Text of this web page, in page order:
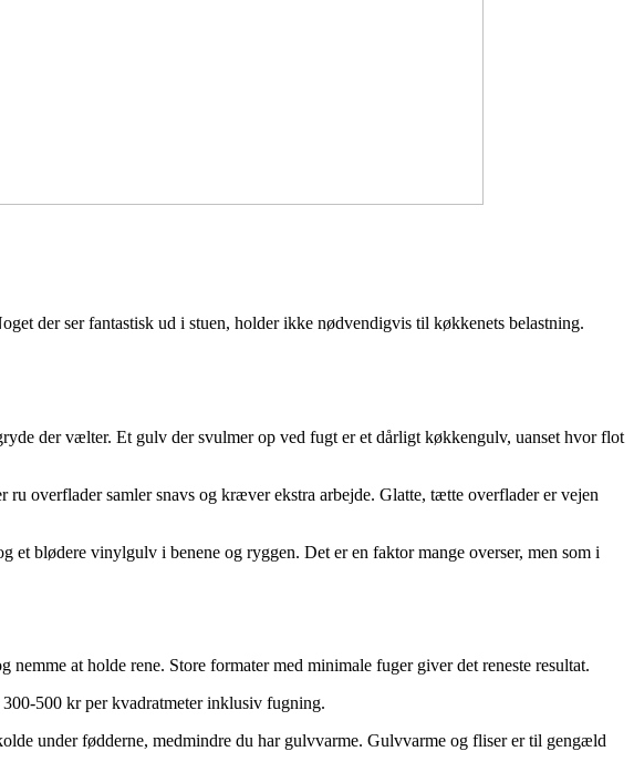
der ser fantastisk ud i stuen, holder ikke nødvendigvis til køkkenets belastning.
der vælter. Et gulv der svulmer op ved fugt er et dårligt køkkengulv, uanset hvor flot
overflader samler snavs og kræver ekstra arbejde. Glatte, tætte overflader er vejen
blødere vinylgulv i benene og ryggen. Det er en faktor mange overser, men som i
at holde rene. Store formater med minimale fuger giver det reneste resultat.
500 kr per kvadratmeter inklusiv fugning.
under fødderne, medmindre du har gulvvarme. Gulvvarme og fliser er til gengæld